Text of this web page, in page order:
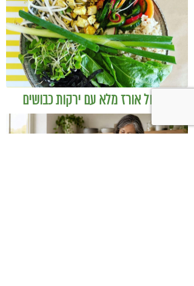
בודהה בול אורז מלא עם ירקות כבושים
ומקושקשת טופו